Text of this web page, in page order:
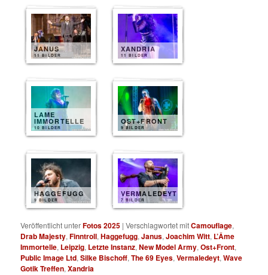
JANUS
11 BILDER
XANDRIA
11 BILDER
LAME
IMMORTELLE
10 BILDER
OST+FRONT
9 BILDER
HAGGEFUGG
9 BILDER
VERMALEDEYT
7 BILDER
Veröffentlicht unterFotos 2025 |Verschlagwortet mitCamouflage,
Drab Majesty,Finntroll,Haggefugg,Janus,Joachim Witt, L’Âme
Immortelle, Leipzig, Letzte Instanz,New Model Army,Ost+Front,
Public Image Ltd,Silke Bischoff,The 69 Eyes,Vermaledeyt,Wave
Gotik Treffen,Xandria